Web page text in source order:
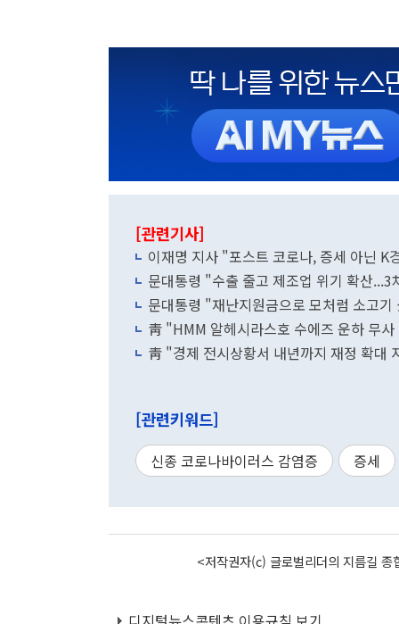
[관련기사]
이재명 지사 "포스트 코로나, 증세 아닌 K
문대통령 "수출 줄고 제조업 위기 확산
문대통령 "재난지원금으로 모처럼 소고
靑 "HMM 알헤시라스호 수에즈 운하 무
靑 "경제 전시상황서 내년까지 재정 확대
[관련키워드]
신종 코로나바이러스 감염증 증세
<저작권자(c) 글로벌리더의 지름길